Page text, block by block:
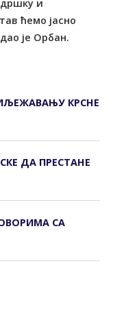
и
ћемо јасно
је Орбан.
КРСНЕ
ДА ПРЕСТАНЕ
СА